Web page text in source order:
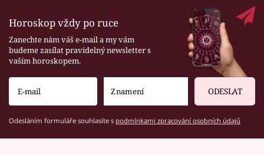
Horoskop vždy po ruce
Zanechte nám váš e-mail a my vám
budeme zasílat pravidelný newsletter s
vaším horoskopem.
ODESLAT
Odesláním formuláře souhlasíte s podmínkami zpracování osobních údajů